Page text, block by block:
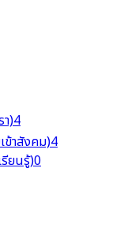
)4
าสังคม)4
ยนรู้)0